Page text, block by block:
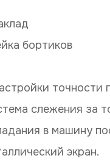
бортиков
точности
слежения за
в машину
экран.